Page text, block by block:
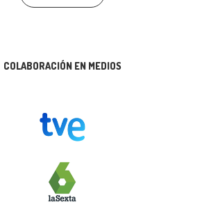
COLABORACIÓN EN MEDIOS